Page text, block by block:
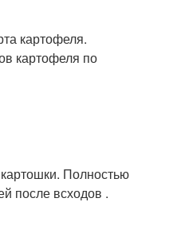
Полностью
после всходов .